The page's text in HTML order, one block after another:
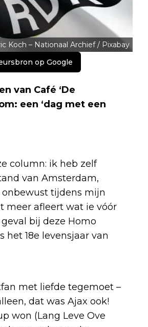
Koch – Nationaal Archief / Pixabay
op Google
van Café ‘De
een ‘dag met een
column: ik heb zelf
van Amsterdam,
onbewust tijdens mijn
meer afleert wat ie vóór
bij deze Homo
18e levensjaar van
met liefde tegemoet –
dat was Ajax ook!
won (Lang Leve Ove